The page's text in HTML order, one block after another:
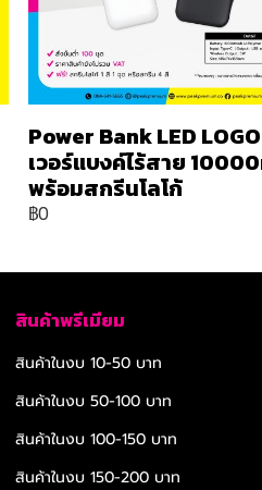
Power Bank LED
เวอร์แบงค์ไร้สาย
พร้อมสกรีนโลโก้
฿0
สินค้าพรีเมียม
สินค้าในงบ 10-50 บาท
สินค้าในงบ 50-100 บาท
สินค้าในงบ 100-150 บาท
สินค้าในงบ 150-200 บาท